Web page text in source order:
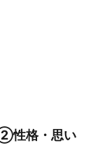
性格・思い